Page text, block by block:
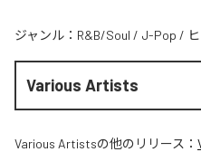
ジャンル： R&B/Soul / J-Pop /
Various Artists
Various Artistsの他のリリース：